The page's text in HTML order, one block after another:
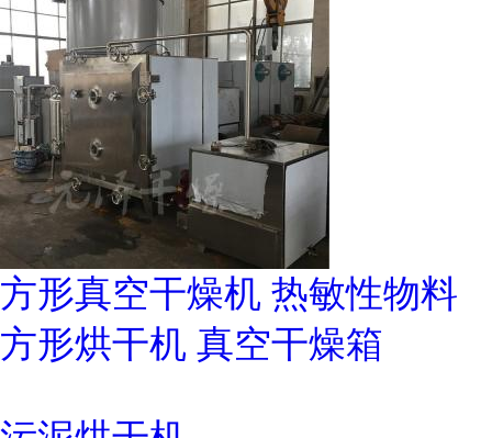
方形真空干燥机 热敏性物料
方形烘干机 真空干燥箱